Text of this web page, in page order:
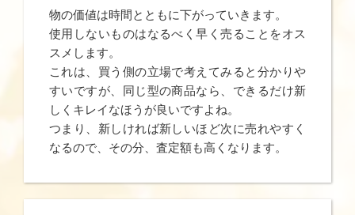
物の価値は時間とともに下がっていきます。
使用しないものはなるべく早く売ることをオス
スメします。
これは、買う側の立場で考えてみると分かりや
すいですが、同じ型の商品なら、できるだけ新
しくキレイなほうが良いですよね。
つまり、新しければ新しいほど次に売れやすく
なるので、その分、査定額も高くなります。